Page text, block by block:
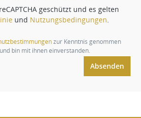
geschützt und es gelten
und Nutzungsbedingungen.
zur Kenntnis genommen
bin mit ihnen einverstanden.
Absenden